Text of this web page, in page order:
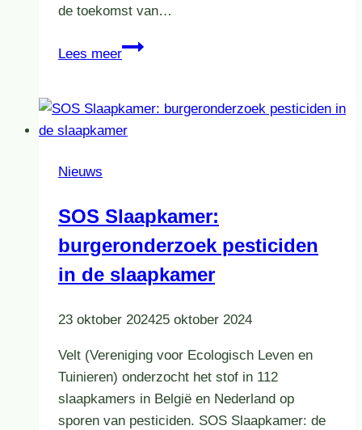
de toekomst van…
Lees meer
25
sierteelt
in
Nieuws
SOS Slaapkamer:
burgeronderzoek pesticiden
in de slaapkamer
23 oktober 202425 oktober 2024
Velt (Vereniging voor Ecologisch Leven en
Tuinieren) onderzocht het stof in 112
slaapkamers in België en Nederland op
sporen van pesticiden. SOS Slaapkamer: de